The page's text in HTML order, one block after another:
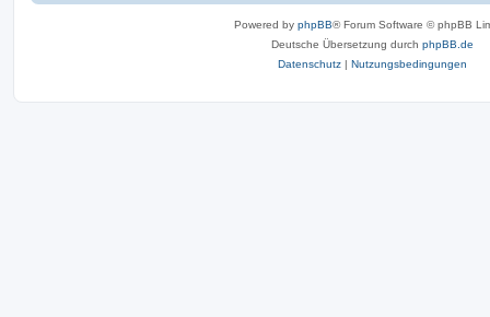
Powered by phpBB® Forum Software © phpBB
Deutsche Übersetzung durch phpBB.de
Datenschutz | Nutzungsbedingungen